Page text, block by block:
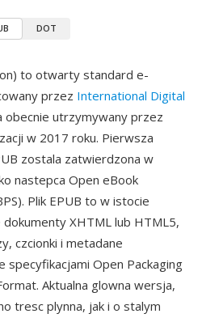
DOT
to otwarty standard e-
przez International Digital
obecnie utrzymywany przez
w 2017 roku. Pierwsza
zostala zatwierdzona w
nastepca Open eBook
Plik EPUB to w istocie
XHTML lub HTML5,
czcionki i metadane
specyfikacjami Open Packaging
Aktualna glowna wersja,
tresc plynna, jak i o stalym